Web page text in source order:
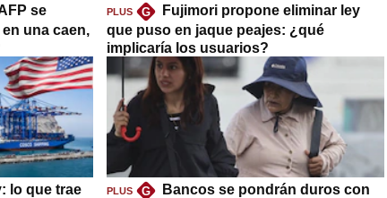
se
una caen,
PLUS G
Fujimori propone eliminar ley
que puso en jaque peajes: ¿qué
implicaría los usuarios?
lo que trae PLUS G Bancos se pondrán duros con